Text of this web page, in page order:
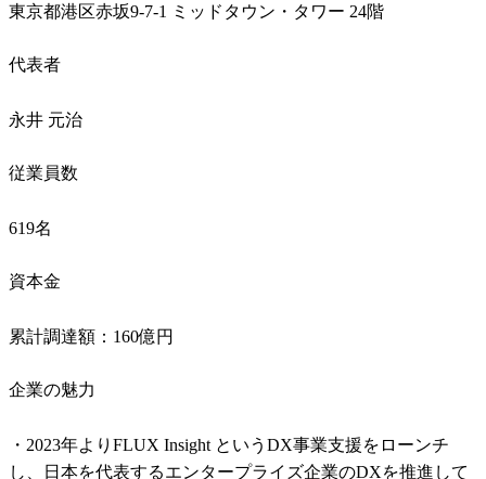
東京都港区赤坂9-7-1 ミッドタウン・タワー 24階
代表者
永井 元治
従業員数
619名
資本金
累計調達額：160億円
企業の魅力
・2023年よりFLUX Insight というDX事業支援をローンチ
し、日本を代表するエンタープライズ企業のDXを推進して